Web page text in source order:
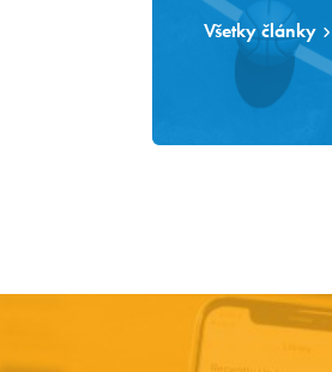
Všetky články